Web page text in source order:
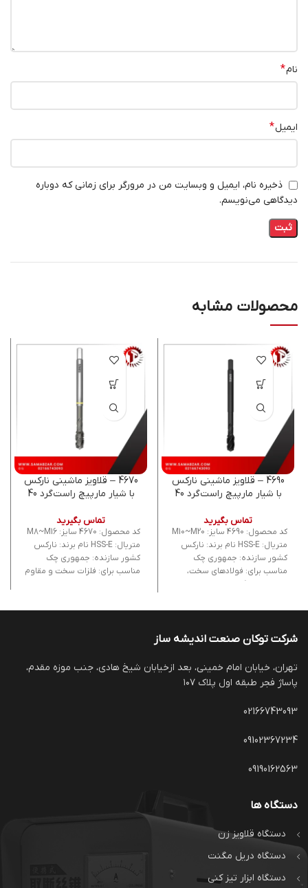
نام*
ایمیل*
ذخیره نام، ایمیل و وبسایت من در مرورگر برای زمانی که دوباره
دیدگاهی می‌نویسم.
محصولات مشابه
4690 – قلاویز ماشینی نارکس
با شیار مارپیچ راست‌گرد 40
تماس بگیرید
کد محصول: 4690 سایز: M10~M20
متریال: HSS-E نام برند: نارکس
کشور سازنده: جمهوری چک
مناسب برای: فولادهای سخت،
فولاد ضد زنگ
4670 – قلاویز ماشینی نارکس
با شیار مارپیچ راست‌گرد 40
تماس بگیرید
کد محصول: 4670 سایز: M8~M16
متریال: HSS-E نام برند: نارکس
کشور سازنده: جمهوری چک
مناسب برای: فلزات سخت و مقاوم
شرکت توکان صنعت اندیشه ساز
تهران، خیابان امام خمینی، بعد ازخیابان شیخ هادی، جنب موزه مقدم،
پاساژ فجر طبقه اول پلاک ۱۰۷
02166743093
09102367234
09190162563
دستگاه ها
دستگاه قلاویز زن
دستگاه دریل مگنت
دستگاه ابزار تیز کنی